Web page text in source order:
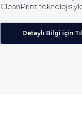
CleanPrint
Detaylı Bilgi için